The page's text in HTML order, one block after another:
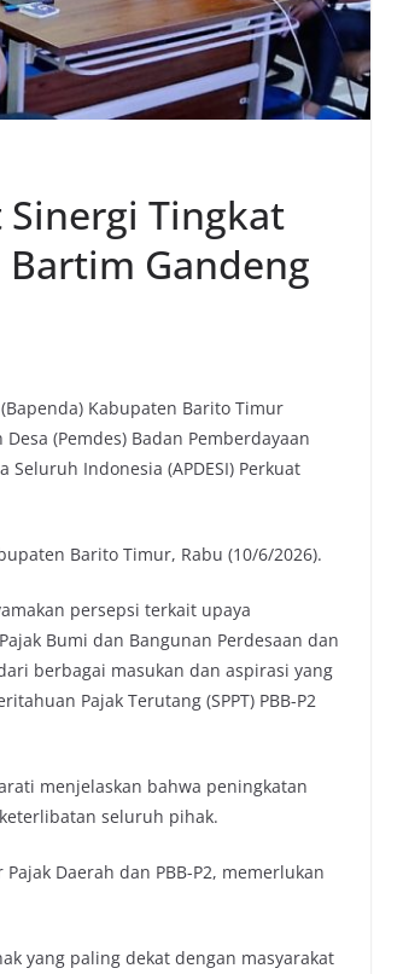
Sinergi Tingkat
Bartim Gandeng
Kabupaten Barito Timur
(Pemdes) Badan Pemberdayaan
Seluruh Indonesia (APDESI) Perkuat
Barito Timur, Rabu (10/6/2026).
persepsi terkait upaya
Bumi dan Bangunan Perdesaan dan
berbagai masukan dan aspirasi yang
Pajak Terutang (SPPT) PBB-P2
menjelaskan bahwa peningkatan
seluruh pihak.
Daerah dan PBB-P2, memerlukan
yang paling dekat dengan masyarakat